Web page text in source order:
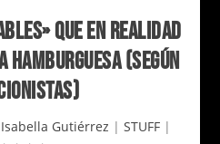
QUE EN REALIDAD
HAMBURGUESA (SEGÚN
Gutiérrez | STUFF|